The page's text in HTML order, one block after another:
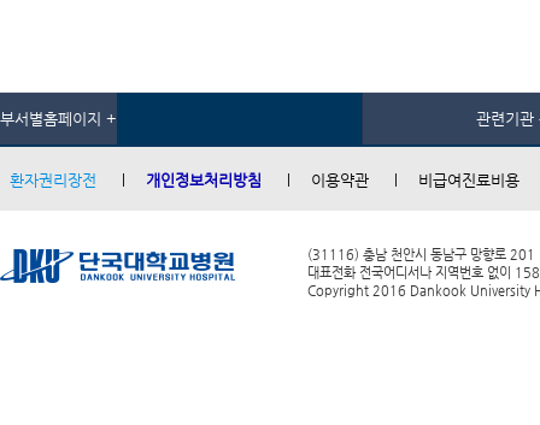
부서별홈페이지 + 관련기관
환자권리장전 개인정보처리방침 이용약관 비급여진료비용
(31116) 충남 천안시 동남구 망향로 201
대표전화 전국어디서나 지역번호 없이
Copyright 2016 Dankook University